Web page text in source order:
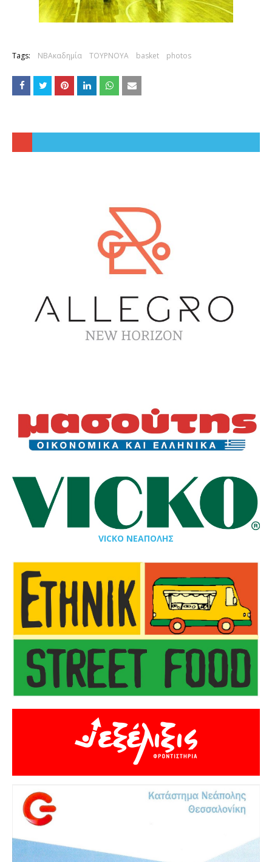
Tags: ΝΒΑκαδημία ΤΟΥΡΝΟΥΑ basket photos
VICKO ΝΕΑΠΟΛΗΣ